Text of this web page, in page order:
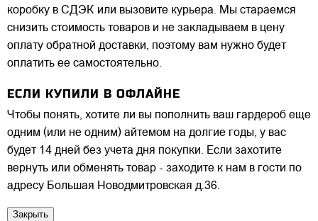
коробку в СДЭК или вызовите курьера. Мы стараемся
снизить стоимость товаров и не закладываем в цену
оплату обратной доставки, поэтому вам нужно будет
оплатить ее самостоятельно.
ЕСЛИ КУПИЛИ В ОФЛАЙНЕ
Чтобы понять, хотите ли вы пополнить ваш гардероб еще
одним (или не одним) айтемом на долгие годы, у вас
будет 14 дней без учета дня покупки. Если захотите
вернуть или обменять товар - заходите к нам в гости по
адресу Большая Новодмитровская д.36.
Закрыть